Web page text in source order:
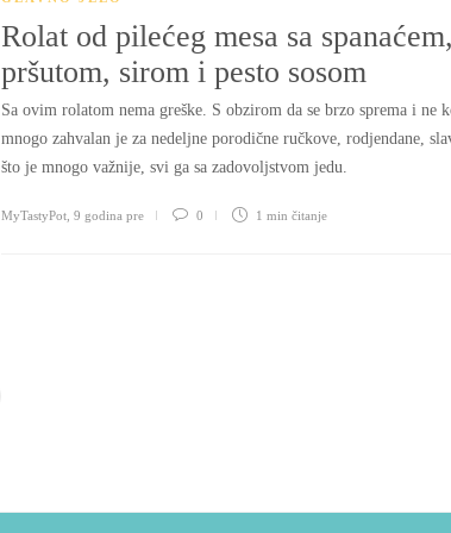
Rolat od pilećeg mesa sa spanaćem,
pršutom, sirom i pesto sosom
Sa ovim rolatom nema greške. S obzirom da se brzo sprema i ne
mnogo zahvalan je za nedeljne porodične ručkove, rodjendane,
što je mnogo važnije, svi ga sa zadovoljstvom jedu.
MyTastyPot 9 godina pre 0 1 min čitanje